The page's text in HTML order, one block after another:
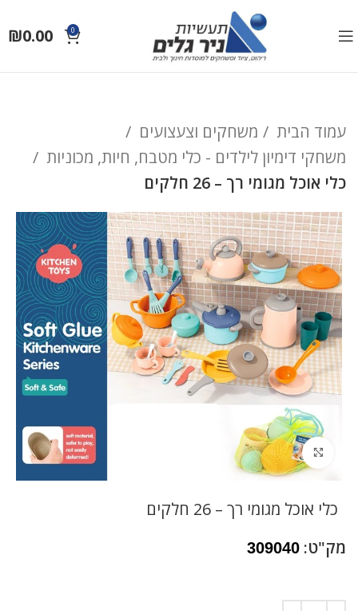
0
₪0.00
עמוד הבית
משחקים וצעצועים
משחקי דימיון לילדים - כלי מטבח, חיות, מכוניות
כלי אוכל מגומי רך – 26 חלקים
לחץ להגדלה
כלי אוכל מגומי רך – 26 חלקים
מק"ט: 309040